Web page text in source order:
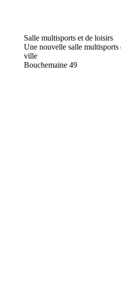
Salle multisports et de loisirs
Une nouvelle salle multisports
ville
Bouchemaine 49